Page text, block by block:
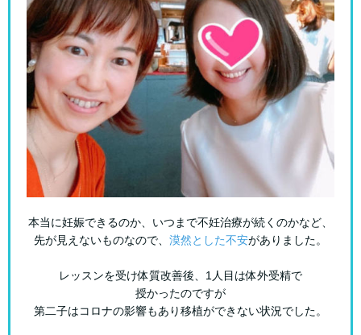
本当に妊娠できるのか、いつまで不妊治療が続くのかなど、
先が見えないものなので、 漠然とした不安がありました。
レッスンを受け体質改善後、1人目は体外受精で
授かったのですが
第二子はコロナの影響もあり移植ができない状況でした。